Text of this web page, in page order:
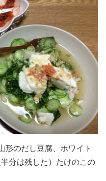
形のだし豆腐、ホワイト
分は残した）たけのこの